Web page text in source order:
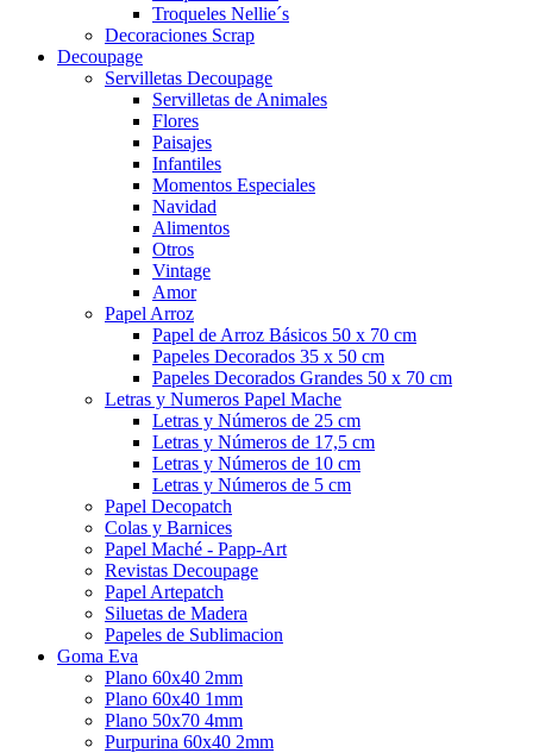
Troqueles Nellie´s
Decoraciones Scrap
Decoupage
Servilletas Decoupage
Servilletas de Animales
Flores
Paisajes
Infantiles
Momentos Especiales
Navidad
Alimentos
Otros
Vintage
Amor
Papel Arroz
Papel de Arroz Básicos 50 x 70 cm
Papeles Decorados 35 x 50 cm
Papeles Decorados Grandes 50 x 70 cm
Letras y Numeros Papel Mache
Letras y Números de 25 cm
Letras y Números de 17,5 cm
Letras y Números de 10 cm
Letras y Números de 5 cm
Papel Decopatch
Colas y Barnices
Papel Maché - Papp-Art
Revistas Decoupage
Papel Artepatch
Siluetas de Madera
Papeles de Sublimacion
Goma Eva
Plano 60x40 2mm
Plano 60x40 1mm
Plano 50x70 4mm
Purpurina 60x40 2mm